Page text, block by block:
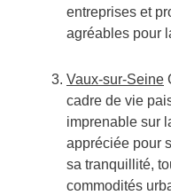
entreprises et
agréables pour
Vaux-sur-Seine
cadre de vie
imprenable sur
appréciée pour
sa tranquillité,
commodités